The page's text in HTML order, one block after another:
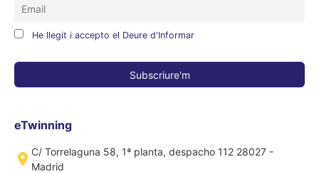
He llegit i accepto el Deure d'Informar
eTwinning
C/ Torrelaguna 58, 1ª planta, despacho 112 28027 -
Madrid